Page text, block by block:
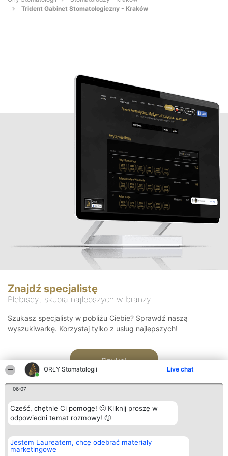
ORŁY Stomatologii Live chat
06:07
Cześć, chętnie Ci pomogę! 🙂 Kliknij proszę w
odpowiedni temat rozmowy! 🙂
Jestem Laureatem, chcę odebrać materiały
marketingowe
Trident Gabinet Stomatologiczny - Kraków
Znajdź specjalistę
Plebiscyt skupia najlepszych w branży
Szukasz specjalisty w pobliżu Ciebie? Sprawdź naszą
wyszukiwarkę. Korzystaj tylko z usług najlepszych!
Szukaj
Organizator plebiscytu
Bright Side Solutions sp. z o.
o. sp. k.
Plebiscyt
Laureaci
Kontakt
Kontakt